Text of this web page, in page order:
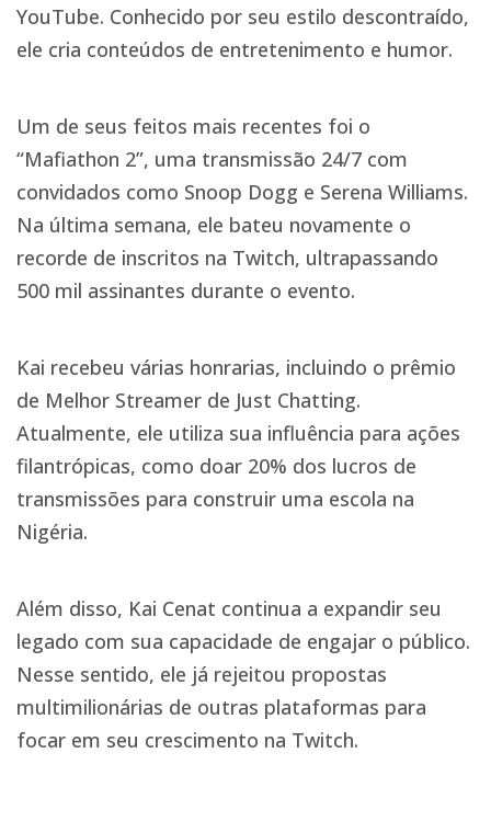
YouTube. Conhecido por seu estilo descontraído,
ele cria conteúdos de entretenimento e humor.
Um de seus feitos mais recentes foi o
“Mafiathon 2”, uma transmissão 24/7 com
convidados como Snoop Dogg e Serena Williams.
Na última semana, ele bateu novamente o
recorde de inscritos na Twitch, ultrapassando
500 mil assinantes durante o evento.
Kai recebeu várias honrarias, incluindo o prêmio
de Melhor Streamer de Just Chatting.
Atualmente, ele utiliza sua influência para ações
filantrópicas, como doar 20% dos lucros de
transmissões para construir uma escola na
Nigéria.
Além disso, Kai Cenat continua a expandir seu
legado com sua capacidade de engajar o público.
Nesse sentido, ele já rejeitou propostas
multimilionárias de outras plataformas para
focar em seu crescimento na Twitch.